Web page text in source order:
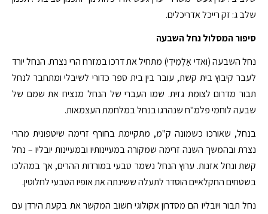
שלב ג: זק רייכל אדריכלים.
סיפור המסלול נחל השבעה
נחל השבעה (ואדי אַלְמִידִי) מתחיל את דרכו במזרח הרי נצרת. הנחל יורד
לעבר קיבוץ בית קשת, עובר בין בית ספר כדורי לשיבלי ומתחבר לנחל
תבור מדרום לצומת גזית. שמו העברי של הנחל מנציח את שמם של
שבעה לוחמי פלמ"ח שנהרגו בנחל במלחמת העצמאות.
בנחל, שאורכו כשמונה ק"מ, מתקיימת בחורף זרימה שיטפונית מהרי
נצרת ובהמשך השנה זרימה שמקורה במעיינותיו ובמעיינות יובליו – נחל
קשת ונחל אזנות. ערוץ הנחל נשמר טבעי במורדות ההרים, אך במהלכו
בשטחים החקלאיים הוסדר לתעלה ששינתה את אופיו הטבעי לחלוטין.
נחל תבור ויובליו הם מסדרון אקולוגי חשוב המקשר את בקעת הירדן עם